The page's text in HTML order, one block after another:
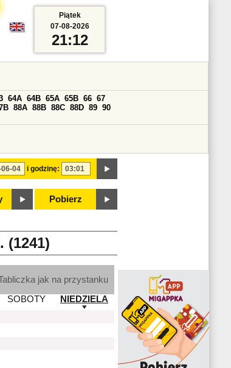
i godzinę:
64A 64B 65A 65B 66 67
88A 88B 88C 88D 89 90
Pobierz
Piątek
07-08-2026
21:12
(1241)
jak na przystanku
SOBOTY
NIEDZIELA